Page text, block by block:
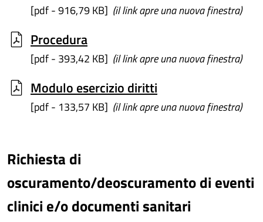
[pdf - 916,79 KB] (il link apre una nuova finestra)
Procedura
[pdf - 393,42 KB] (il link apre una nuova finestra)
Modulo esercizio diritti
[pdf - 133,57 KB] (il link apre una nuova finestra)
Richiesta di
oscuramento/deoscuramento di eventi
clinici e/o documenti sanitari